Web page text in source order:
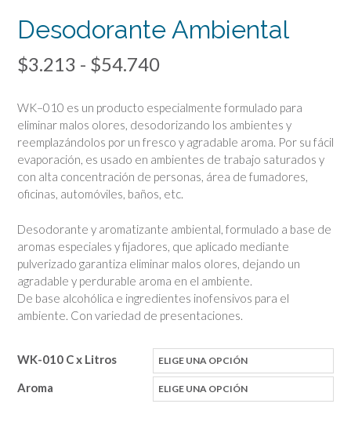
Desodorante Ambiental
$3.213 - $54.740Rango
precios:
desde
$3.213
hasta
$54.740
WK–010 es un producto especialmente formulado para
eliminar malos olores, desodorizando los ambientes y
reemplazándolos por un fresco y agradable aroma. Por su fácil
evaporación, es usado en ambientes de trabajo saturados y
con alta concentración de personas, área de fumadores,
oficinas, automóviles, baños, etc.
Desodorante y aromatizante ambiental, formulado a base de
aromas especiales y fijadores, que aplicado mediante
pulverizado garantiza eliminar malos olores, dejando un
agradable y perdurable aroma en el ambiente.
De base alcohólica e ingredientes inofensivos para el
ambiente. Con variedad de presentaciones.
WK-010 C x Litros
Aroma